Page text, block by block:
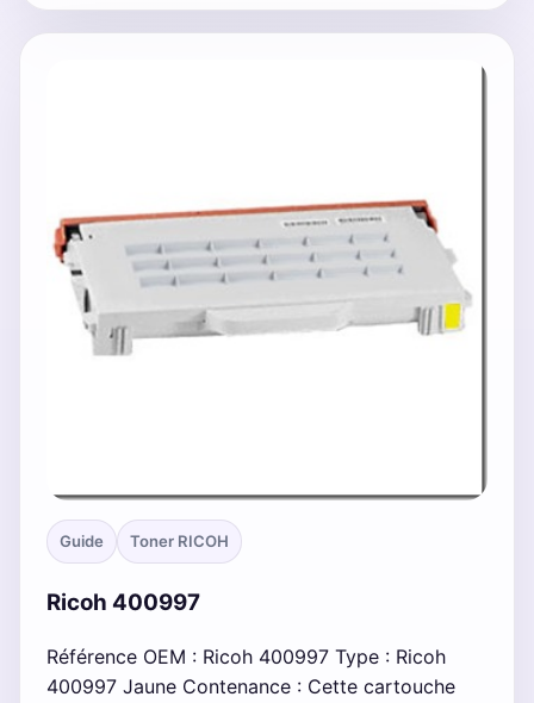
Guide Toner RICOH
Ricoh 400997
Référence OEM : Ricoh 400997 Type : Ricoh
400997 Jaune Contenance : Cette cartouche